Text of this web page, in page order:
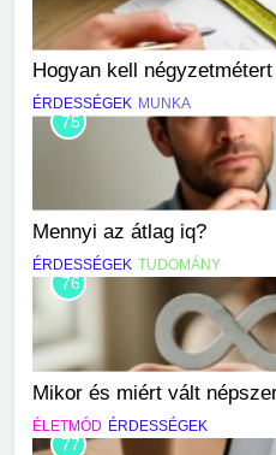
Hogyan kell
ÉRDESSÉGEK MUNKA
75
Mennyi az átlag iq?
ÉRDESSÉGEK TUDOMÁNY
76
Mikor és miért vált
ÉLETMÓD ÉRDESSÉGEK
77